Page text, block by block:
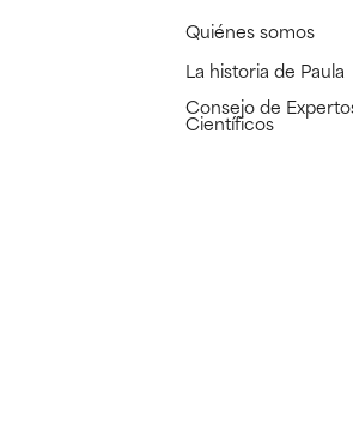
Quiénes somos
La historia de Paula
Consejo de
Científicos